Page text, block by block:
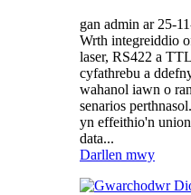
gan admin ar 25-
Wrth integreiddio
laser, RS422 a
cyfathrebu a
wahanol iawn o
senarios
yn effeithio'n
data...
Darllen mwy